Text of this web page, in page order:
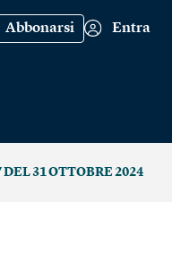
Abbonarsi Entra
31 OTTOBRE 2024